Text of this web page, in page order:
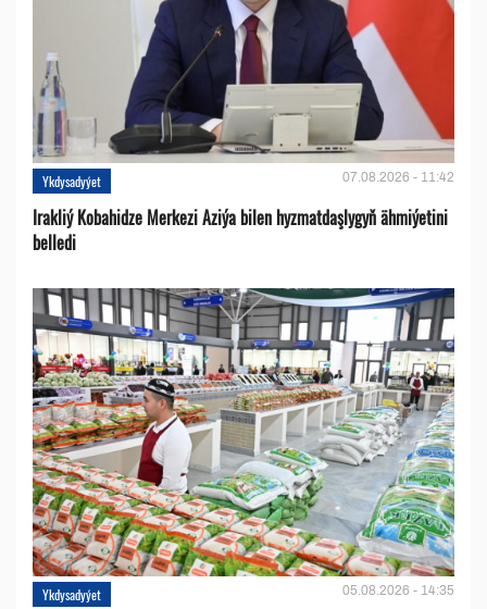
Ykdysadyýet 07.08.2026 - 11:42
Irakliý Kobahidze Merkezi Aziýa bilen hyzmatdaşlygyň ähmiýetini
belledi
Ykdysadyýet 05.08.2026 - 14:35